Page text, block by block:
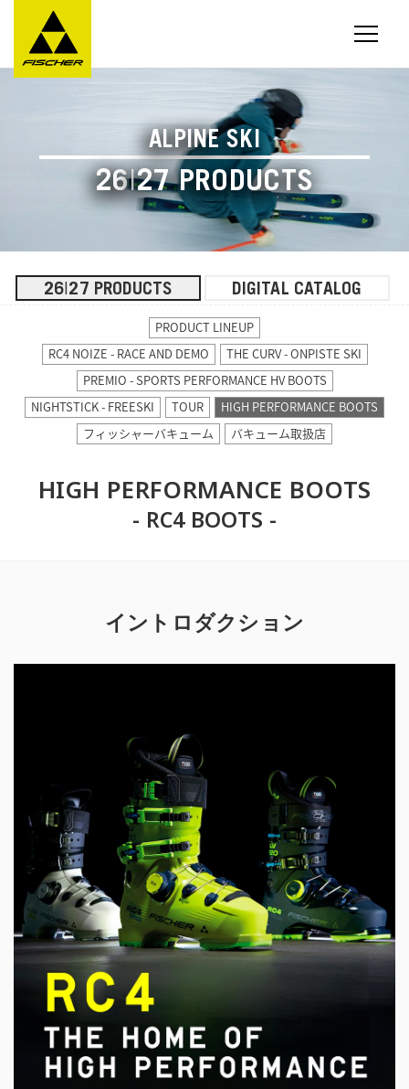
ALPINE SKI
26|27 PRODUCTS
26 27 PRODUCTS DIGITAL CATALOG
PRODUCT LINEUP
RC4 NOIZE - RACE AND DEMO
THE CURV - ONPISTE SKI
PREMIO - SPORTS PERFORMANCE HV BOOTS
NIGHTSTICK - FREESKI
TOUR
HIGH PERFORMANCE BOOTS
フィッシャーバキューム
バキューム取扱店
HIGH PERFORMANCE BOOTS
- RC4 BOOTS -
イントロダクション